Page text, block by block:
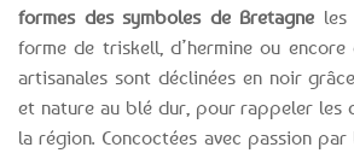
formes des symboles de Bretagne
forme de triskell, d’hermine ou
artisanales sont déclinées en noir
et nature au blé dur, pour rappeler les
la région. Concoctées avec passion